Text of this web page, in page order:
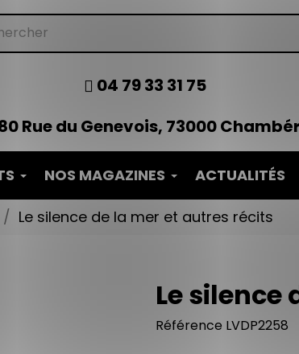
04 79 33 31 75
Rue du Genevois, 73000
NOS MAGAZINES ACTUALITÉS
Le silence de la mer et autres récits
Le silence
Référence LVDP2258